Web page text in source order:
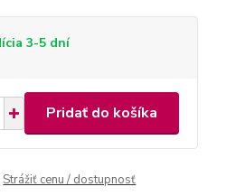
3-5 dní
Pridať do košíka
Strážiť cenu / dostupnosť